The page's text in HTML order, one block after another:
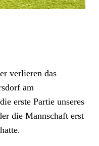
verlieren das
am
erste Partie unseres
die Mannschaft erst